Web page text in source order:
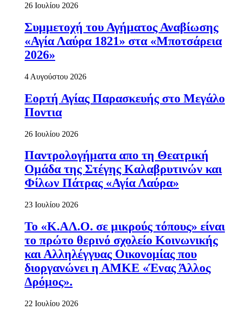
26 Ιουλίου 2026
Συμμετοχή του Αγήματος Αναβίωσης
«Αγία Λαύρα 1821» στα «Μποτσάρεια
2026»
4 Αυγούστου 2026
Εορτή Αγίας Παρασκευής στο Μεγάλο
Ποντια
26 Ιουλίου 2026
Παντρολογήματα απο τη Θεατρική
Ομάδα της Στέγης Καλαβρυτινών και
Φίλων Πάτρας «Αγία Λαύρα»
23 Ιουλίου 2026
Το «Κ.ΑΛ.Ο. σε μικρούς τόπους» είναι
το πρώτο θερινό σχολείο Κοινωνικής
και Αλληλέγγυας Οικονομίας που
διοργανώνει η ΑΜΚΕ «Ένας Άλλος
Δρόμος».
22 Ιουλίου 2026